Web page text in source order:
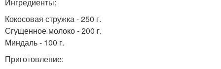
Кокосовая стружка - 250 г.
Сгущенное молоко - 200 г.
Миндаль - 100 г.
Приготовление: